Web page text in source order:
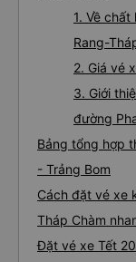
1. Về
Rang-
2. Giá vé
3. Giới
đường
Bảng tổng hợp
- Trảng Bom
Cách đặt vé xe
Tháp Chàm
Đặt vé xe Tết